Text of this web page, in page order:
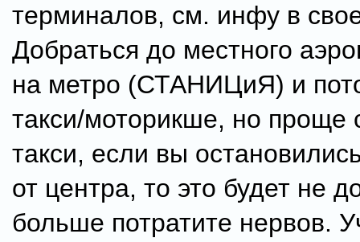
терминалов, см. инфу в
Добраться до местного
на метро (СТАНИЦиЯ) и
такси/моторикше, но проще
такси, если вы
от центра, то это будет не
больше потратите нервов.